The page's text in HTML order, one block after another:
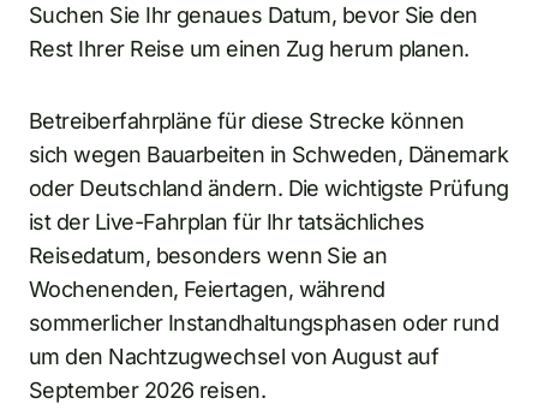
Suchen Sie Ihr genaues Datum, bevor Sie den
Rest Ihrer Reise um einen Zug herum planen.
Betreiberfahrpläne für diese Strecke können
sich wegen Bauarbeiten in Schweden, Dänemark
oder Deutschland ändern. Die wichtigste Prüfung
ist der Live-Fahrplan für Ihr tatsächliches
Reisedatum, besonders wenn Sie an
Wochenenden, Feiertagen, während
sommerlicher Instandhaltungsphasen oder rund
um den Nachtzugwechsel von August auf
September 2026 reisen.